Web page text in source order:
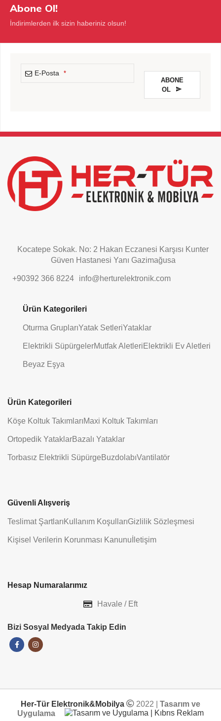
Abone Ol!
İndirimlerden ilk sizin haberiniz olsun!
E-Posta *
ABONE
OL
field
left
blank
Kocatepe Sokak. No: 2 Hakan Eczanesi Karşısı Kunter
Güven Hastanesi Yanı Gazimağusa
+90392 366 8224 info@herturelektronik.com
Ürün Kategorileri
Oturma GruplarıYatak SetleriYataklar
Elektrikli SüpürgelerMutfak AletleriElektrikli Ev Aletleri
Beyaz Eşya
Ürün Kategorileri
Köşe Koltuk TakımlarıMaxi Koltuk Takımları
Ortopedik YataklarBazalı Yataklar
Torbasız Elektrikli SüpürgeBuzdolabıVantilatör
Güvenli Alışveriş
Teslimat ŞartlarıKullanım KoşullarıGizlilik Sözleşmesi
Kişisel Verilerin Korunması Kanunu İletişim
Hesap Numaralarımız
Havale / Eft
Bizi Sosyal Medyada Takip Edin
Her-Tür Elektronik&Mobilya 2022 | Tasarım ve
Uygulama